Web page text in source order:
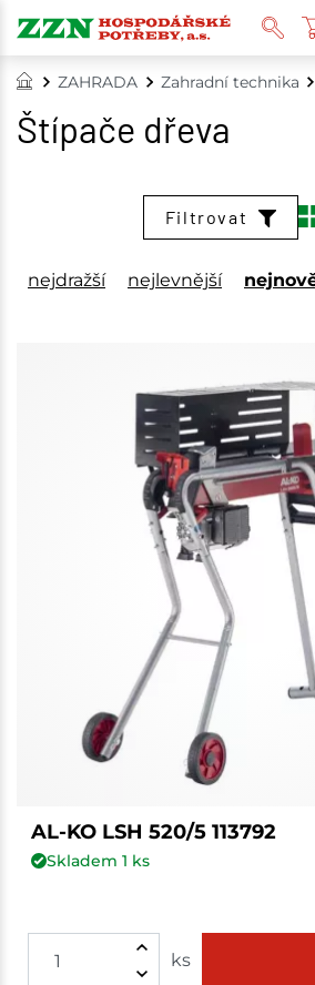
ZAHRADA Zahradní technika
Štípače dřeva
Filtrovat
nejdražší nejlevnější
AL-KO LSH 520/5 113792
Skladem 1 ks
ks